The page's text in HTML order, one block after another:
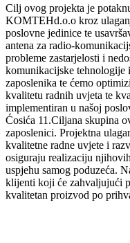
Cilj ovog projekta je
KOMTEHd.o.o kroz
poslovne jedinice te
antena za radio-
probleme zastarjelosti i
komunikacijske tehnologije
zaposlenika te ćemo
kvalitetu radnih uvjeta te
implementiran u našoj
Ćosića 11.Ciljana skupina
zaposlenici. Projektna
kvalitetne radne uvjete i
osiguraju realizaciju
uspjehu samog poduzeća.
klijenti koji će zahvaljujući
kvalitetan proizvod po